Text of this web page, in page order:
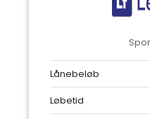
Lånebeløb
Løbetid